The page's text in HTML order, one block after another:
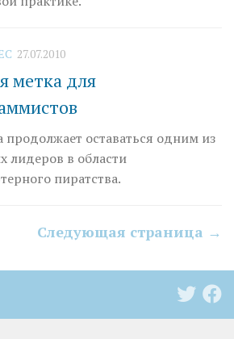
27.07.2010
метка для
продолжает оставаться одним из
лидеров в области
пиратства.
Следующая страница →